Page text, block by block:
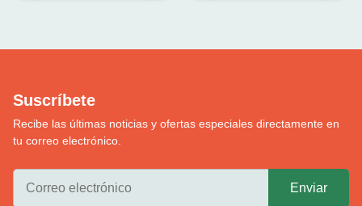
Suscríbete
Recibe las últimas noticias y ofertas especiales directamente en
tu correo electrónico.